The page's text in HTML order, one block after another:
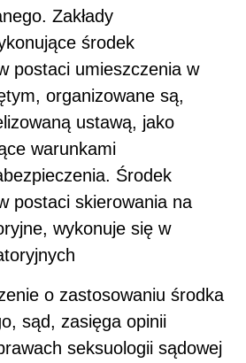
Zakłady
środek
postaci umieszczenia w
organizowane są,
ustawą, jako
warunkami
Środek
postaci skierowania na
wykonuje się w
o zastosowaniu środka
sąd, zasięga opinii
seksuologii sądowej